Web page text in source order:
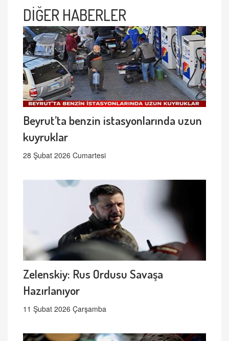
DİĞER HABERLER
Beyrut’ta benzin istasyonlarında uzun
kuyruklar
28 Şubat 2026 Cumartesi
Zelenskiy: Rus Ordusu Savaşa
Hazırlanıyor
11 Şubat 2026 Çarşamba